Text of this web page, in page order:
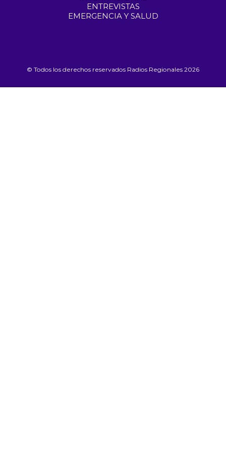
ENTREVISTAS
EMERGENCIA Y SALUD
© Todos los derechos reservados Radios Regionales 2026